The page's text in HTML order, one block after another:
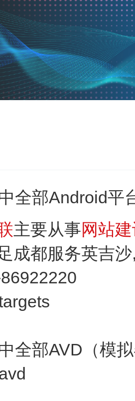
全部Android平
主要从事网站
成都服务英吉
全部AVD（模